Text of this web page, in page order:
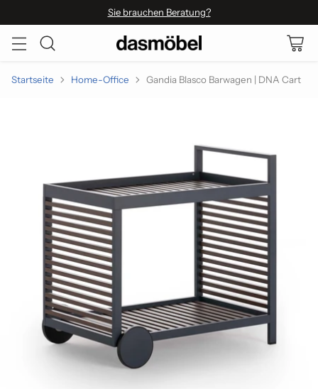
Sie brauchen Beratung?
Startseite Home-Office Gandia Blasco Barwagen | DNA Cart